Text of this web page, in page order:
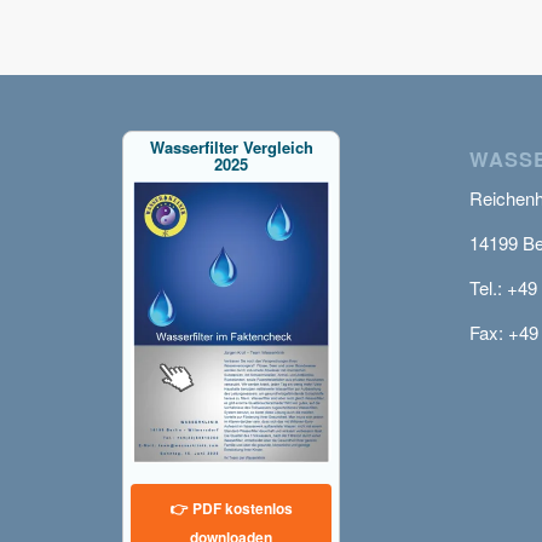
Wasserfilter Vergleich
2025
👉 PDF kostenlos
downloaden
14199
Tel.:
Fax: